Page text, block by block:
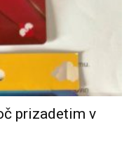
prizadetim v